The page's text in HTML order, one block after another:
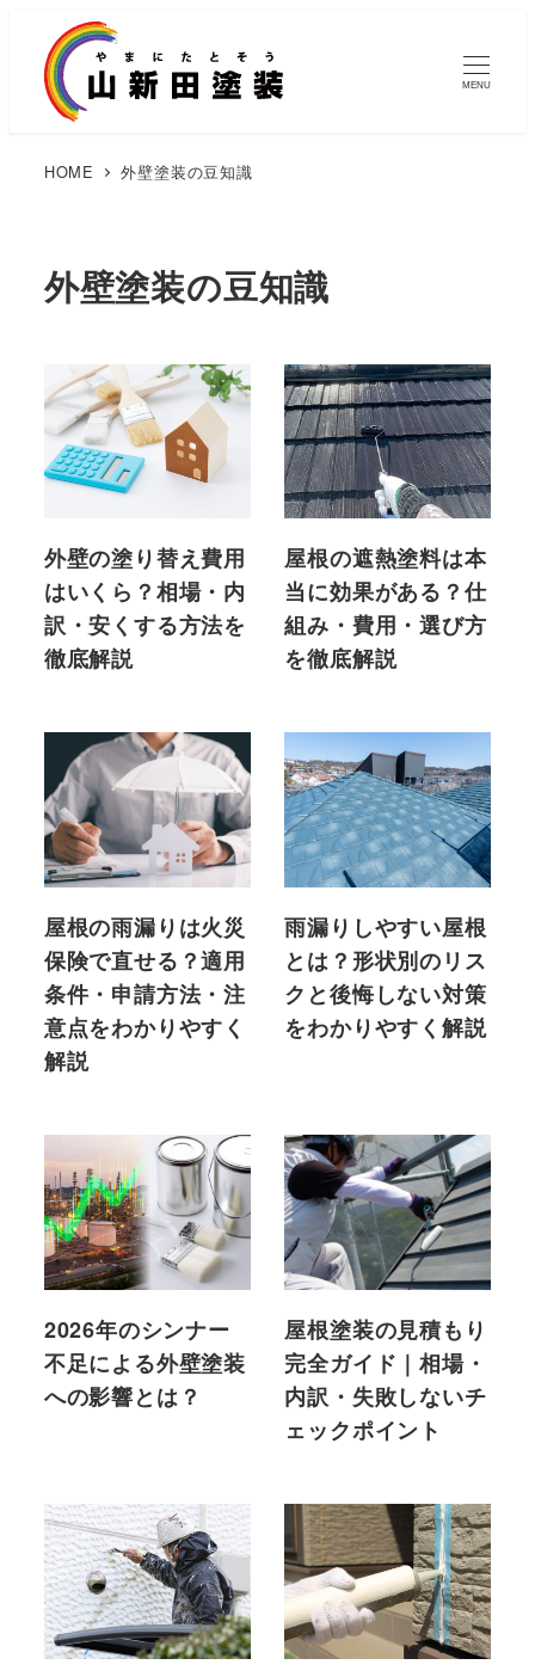
MENU
HOME 外壁塗装の豆知識
外壁塗装の豆知識
外壁の塗り替え費用
はいくら？相場・内
訳・安くする方法を
徹底解説
屋根の遮熱塗料は本
当に効果がある？仕
組み・費用・選び方
を徹底解説
屋根の雨漏りは火災
保険で直せる？適用
条件・申請方法・注
意点をわかりやすく
解説
雨漏りしやすい屋根
とは？形状別のリス
クと後悔しない対策
をわかりやすく解説
2026年のシンナー
不足による外壁塗装
への影響とは？
屋根塗装の見積もり
完全ガイド｜相場・
内訳・失敗しないチ
ェックポイント